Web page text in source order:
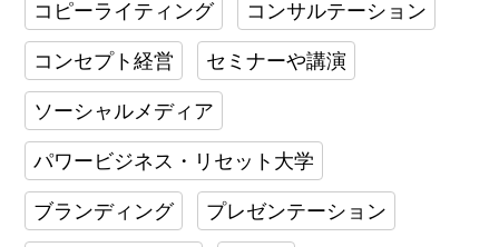
コピーライティング コンサルテーション
コンセプト経営 セミナーや講演
ソーシャルメディア
パワービジネス・リセット大学
ブランディング プレゼンテーション